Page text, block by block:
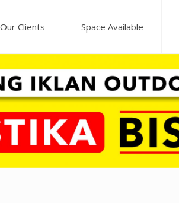
Our Clients Space Available